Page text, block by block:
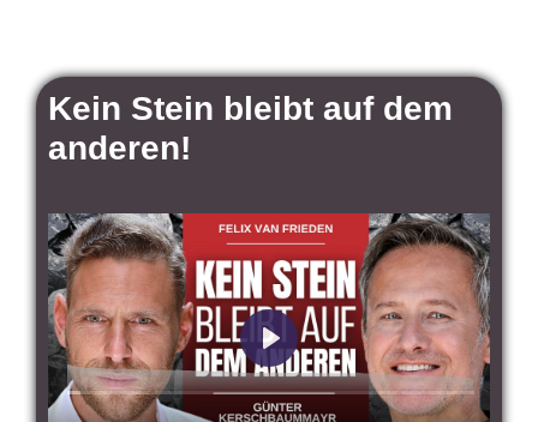
Kein Stein bleibt auf dem
anderen!